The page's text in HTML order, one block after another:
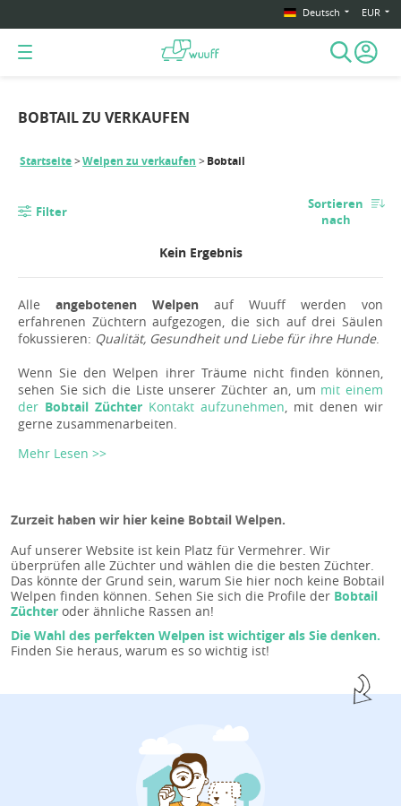
Deutsch EUR
BOBTAIL ZU VERKAUFEN
Startseite Welpen zu verkaufen Bobtail
Filter
Sortieren
nach
Kein Ergebnis
Alle angebotenen Welpen auf Wuuff werden von
erfahrenen Züchtern aufgezogen, die sich auf drei Säulen
fokussieren: Qualität, Gesundheit und Liebe für ihre Hunde.
Wenn Sie den Welpen ihrer Träume nicht finden können,
sehen Sie sich die Liste unserer Züchter an, um mit einem
der Bobtail Züchter Kontakt aufzunehmen, mit denen wir
gerne zusammenarbeiten.
Mehr Lesen >>
Zurzeit haben wir hier keine Bobtail Welpen.
Auf unserer Website ist kein Platz für Vermehrer. Wir
überprüfen alle Züchter und wählen die die besten Züchter.
Das könnte der Grund sein, warum Sie hier noch keine Bobtail
Welpen finden können. Sehen Sie sich die Profile der Bobtail
Züchter oder ähnliche Rassen an!
Die Wahl des perfekten Welpen ist wichtiger als Sie denken.
Finden Sie heraus, warum es so wichtig ist!